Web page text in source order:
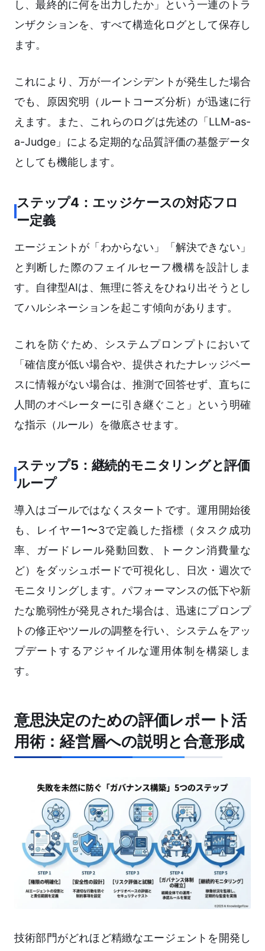
し、最終的に何を出力したか」という一連のトラ
ンザクションを、すべて構造化ログとして保存し
ます。
これにより、万が一インシデントが発生した場合
でも、原因究明（ルートコーズ分析）が迅速に行
えます。また、これらのログは先述の「LLM-as-
a-Judge」による定期的な品質評価の基盤データ
としても機能します。
ステップ4：エッジケースの対応フロ
ー定義
エージェントが「わからない」「解決できない」
と判断した際のフェイルセーフ機構を設計しま
す。自律型AIは、無理に答えをひねり出そうとし
てハルシネーションを起こす傾向があります。
これを防ぐため、システムプロンプトにおいて
「確信度が低い場合や、提供されたナレッジベー
スに情報がない場合は、推測で回答せず、直ちに
人間のオペレーターに引き継ぐこと」という明確
な指示（ルール）を徹底させます。
ステップ5：継続的モニタリングと評価
ループ
導入はゴールではなくスタートです。運用開始後
も、レイヤー1〜3で定義した指標（タスク成功
率、ガードレール発動回数、トークン消費量な
ど）をダッシュボードで可視化し、日次・週次で
モニタリングします。パフォーマンスの低下や新
たな脆弱性が発見された場合は、迅速にプロンプ
トの修正やツールの調整を行い、システムをアッ
プデートするアジャイルな運用体制を構築しま
す。
意思決定のための評価レポート活
用術：経営層への説明と合意形成
技術部門がどれほど精緻なエージェントを開発し